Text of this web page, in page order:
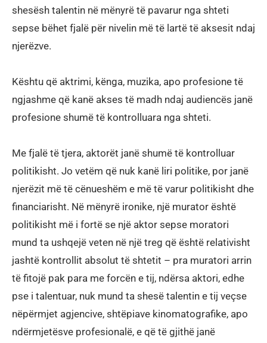
shesësh talentin në mënyrë të pavarur nga shteti
sepse bëhet fjalë për nivelin më të lartë të aksesit ndaj
njerëzve.
Kështu që aktrimi, kënga, muzika, apo profesione të
ngjashme që kanë akses të madh ndaj audiencës janë
profesione shumë të kontrolluara nga shteti.
Me fjalë të tjera, aktorët janë shumë të kontrolluar
politikisht. Jo vetëm që nuk kanë liri politike, por janë
njerëzit më të cënueshëm e më të varur politikisht dhe
financiarisht. Në mënyrë ironike, një murator është
politikisht më i fortë se një aktor sepse moratori
mund ta ushqejë veten në një treg që është relativisht
jashtë kontrollit absolut të shtetit – pra muratori arrin
të fitojë pak para me forcën e tij, ndërsa aktori, edhe
pse i talentuar, nuk mund ta shesë talentin e tij veçse
nëpërmjet agjencive, shtëpiave kinomatografike, apo
ndërmjetësve profesionalë, e që të gjithë janë